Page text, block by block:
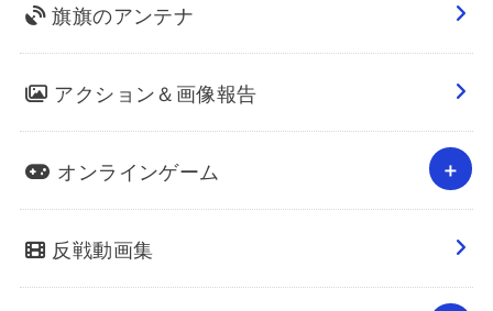
旗旗のアンテナ
アクション＆画像報告
オンラインゲーム
反戦動画集